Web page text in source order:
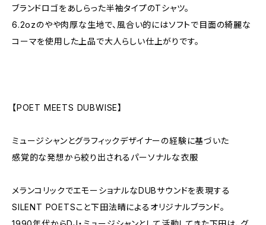
ブランドロゴをあしらった半袖タイプのTシャツ。
6.2ozのやや肉厚な生地で、風合い的にはソフトで目面の綺麗な
コーマを使用した上品で大人らしい仕上がりです。
【POET MEETS DUBWISE】
ミュージシャンとグラフィックデザイナーの経験に基づいた
感覚的な発想から絞り出されるパーソナルな衣服
メランコリックでエモーショナルなDUBサウンドを表現する
SILENT POETSこと下田法晴によるオリジナルブランド。